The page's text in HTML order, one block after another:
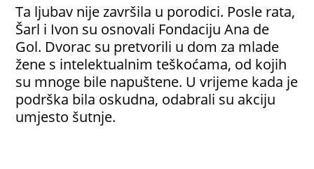
Ta ljubav nije završila u porodici. Posle rata,
Šarl i Ivon su osnovali Fondaciju Ana de
Gol. Dvorac su pretvorili u dom za mlade
žene s intelektualnim teškoćama, od kojih
su mnoge bile napuštene. U vrijeme kada je
podrška bila oskudna, odabrali su akciju
umjesto šutnje.